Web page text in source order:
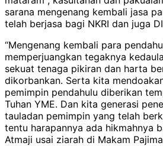
sarana mengenang kembali jasa
telah berjasa bagi NKRI dan juga
“Mengenang kembali para
memperjuangkan tegaknya
sekuat tenaga pikiran dan harta
dikorbankan. Serta kita
pemimpin pendahulu diberikan
Tuhan YME. Dan kita generasi
tauladan pemimpin yang telah
tentu harapannya ada hikmahnya
Atmaji usai ziarah di Makam